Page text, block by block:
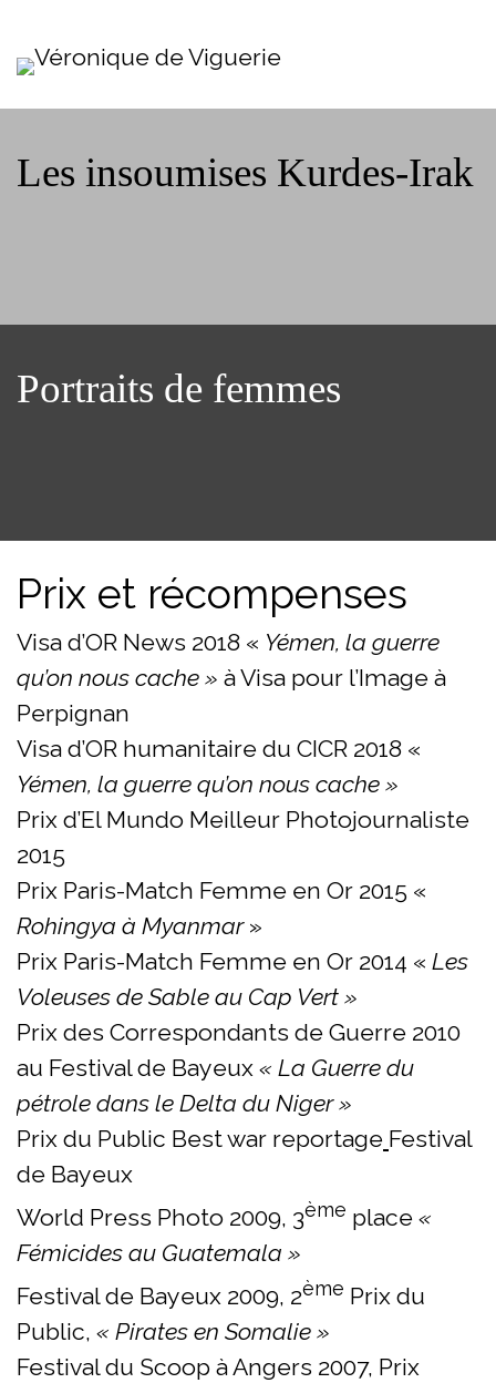
Les insoumises Kurdes-Irak
Portraits de femmes
Prix et récompenses
Visa d’OR News 2018 « Yémen, la guerre
qu’on nous cache » à Visa pour l’Image à
Perpignan
Visa d’OR humanitaire du CICR 2018 «
Yémen, la guerre qu’on nous cache »
Prix d’El Mundo Meilleur Photojournaliste
2015
Prix Paris-Match Femme en Or 2015 «
Rohingya à Myanmar»
Prix Paris-Match Femme en Or 2014 « Les
Voleuses de Sable au Cap Vert »
Prix des Correspondants de Guerre 2010
au Festival de Bayeux « La Guerre du
pétrole dans le Delta du Niger »
Prix du Public Best war reportage Festival
de Bayeux
World Press Photo 2009, 3ème place «
Fémicides au Guatemala »
Festival de Bayeux 2009, 2ème Prix du
Public, « Pirates en Somalie »
Festival du Scoop à Angers 2007, Prix